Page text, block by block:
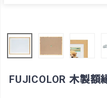
FUJICOLOR 木製額